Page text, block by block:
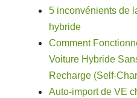
5 inconvénients de
hybride
Comment
Voiture Hybride
Recharge (Self-
Auto-import de VE